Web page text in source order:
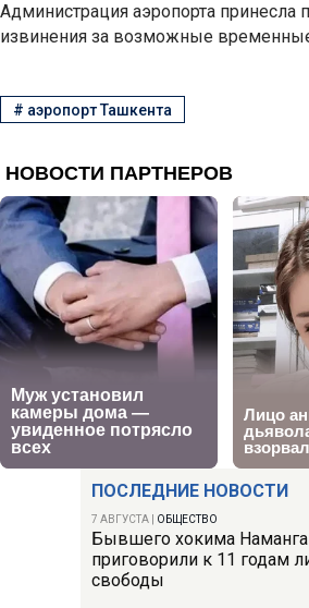
ПОСЛЕДНИЕ НОВОСТИ
7 АВГУСТА ОБЩЕСТВО
Бывшего хокима
приговорили к 11 годам
свободы
Администрация аэропорта принесла
извинения за возможные
# аэропорт Ташкента